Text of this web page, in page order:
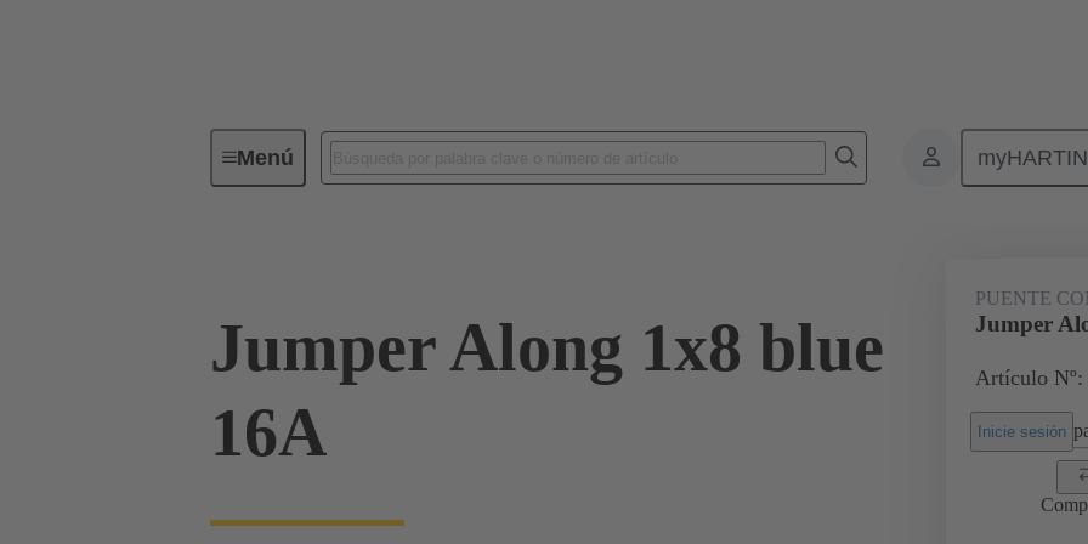
MenúConectores industriales / Han® Accesorios Puentes
Jumper Along 1x8 blue
16A
PUENTE
Jumper
Artículo Nº:
Inicie sesión